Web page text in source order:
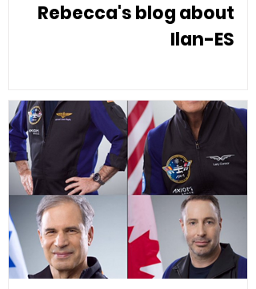
Rebecca's blog about
Ilan-ES